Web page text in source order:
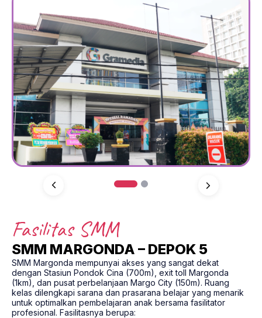
2
Fasilitas SMM
SMM MARGONDA – DEPOK 5
SMM Margonda mempunyai akses yang sangat dekat
dengan Stasiun Pondok Cina (700m), exit toll Margonda
(1km), dan pusat perbelanjaan Margo City (150m). Ruang
kelas dilengkapi sarana dan prasarana belajar yang menarik
untuk optimalkan pembelajaran anak bersama fasilitator
profesional. Fasilitasnya berupa: